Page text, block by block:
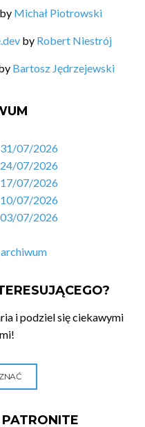
by Michał Piotrowski
by Robert Niestrój
Bartosz Jędrzejewski
07/2026
07/2026
07/2026
07/2026
07/2026
i podziel się ciekawymi